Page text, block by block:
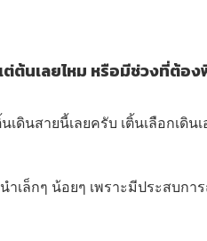
นเลยไหม หรือมีช่วงที่ต้อง
ดินสายนี้เลยครับ เติ้นเลือกเดิ
ล็กๆ น้อยๆ เพราะมีประสบก